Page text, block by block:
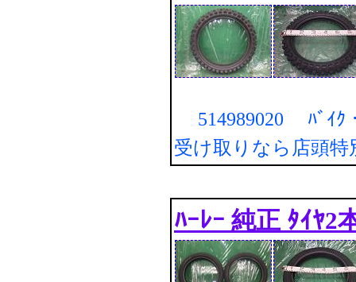
514989020 ﾊﾞｲｸ
受け取りなら店頭特
ﾊｰﾚｰ 純正 ﾀｲﾔ2